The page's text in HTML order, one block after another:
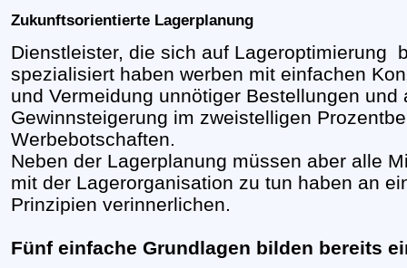
Zukunftsorientierte Lagerplanung
Dienstleister, die sich auf Lageroptimierung
spezialisiert haben werben mit einfachen
und Vermeidung unnötiger Bestellungen
Gewinnsteigerung im zweistelligen
Werbebotschaften.
Neben der Lagerplanung müssen aber alle
mit der Lagerorganisation zu tun haben an
Prinzipien verinnerlichen.
Fünf einfache Grundlagen bilden bereits